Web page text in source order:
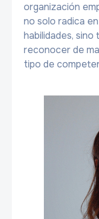
organización
no solo radica
habilidades,
reconocer de
tipo de